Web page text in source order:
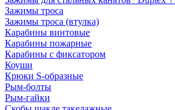
Зажимы троса
Зажимы троса (втулка)
Карабины винтовые
Карабины пожарные
Карабины с фиксатором
Коуши
Крюки S-образные
Рым-болты
Рым-гайки